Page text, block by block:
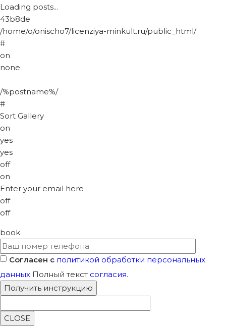
Loading posts...
43b8de
/home/o/onischo7/licenziya-minkult.ru/public_html/
#
on
none
/%postname%/
#
Sort Gallery
on
yes
yes
off
on
Enter your email here
off
off
book
Согласен с политикой обработки персональных
данных Полный текст согласия.
CLOSE